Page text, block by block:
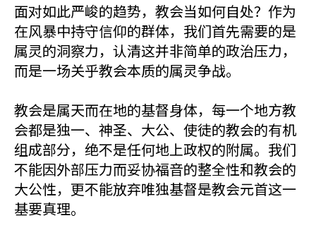
面对如此严峻的趋势，教会当如何自处？作为
在风暴中持守信仰的群体，我们首先需要的是
属灵的洞察力，认清这并非简单的政治压力，
而是一场关乎教会本质的属灵争战。
教会是属天而在地的基督身体，每一个地方教
会都是独一、神圣、大公、使徒的教会的有机
组成部分，绝不是任何地上政权的附属。我们
不能因外部压力而妥协福音的整全性和教会的
大公性，更不能放弃唯独基督是教会元首这一
基要真理。